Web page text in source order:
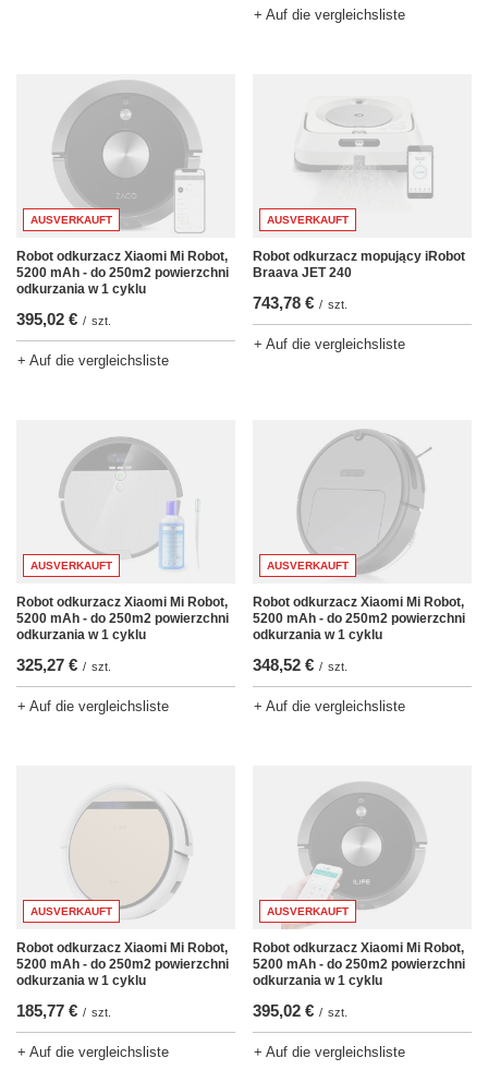
+ Auf die vergleichsliste
AUSVERKAUFT
Robot odkurzacz Xiaomi Mi Robot,
5200 mAh - do 250m2 powierzchni
odkurzania w 1 cyklu
395,02 € / szt.
+ Auf die vergleichsliste
AUSVERKAUFT
Robot odkurzacz mopujący iRobot
Braava JET 240
743,78 € / szt.
+ Auf die vergleichsliste
AUSVERKAUFT
Robot odkurzacz Xiaomi Mi Robot,
5200 mAh - do 250m2 powierzchni
odkurzania w 1 cyklu
325,27 € / szt.
+ Auf die vergleichsliste
AUSVERKAUFT
Robot odkurzacz Xiaomi Mi Robot,
5200 mAh - do 250m2 powierzchni
odkurzania w 1 cyklu
348,52 € / szt.
+ Auf die vergleichsliste
AUSVERKAUFT
Robot odkurzacz Xiaomi Mi Robot,
5200 mAh - do 250m2 powierzchni
odkurzania w 1 cyklu
185,77 € / szt.
+ Auf die vergleichsliste
AUSVERKAUFT
Robot odkurzacz Xiaomi Mi Robot,
5200 mAh - do 250m2 powierzchni
odkurzania w 1 cyklu
395,02 € / szt.
+ Auf die vergleichsliste